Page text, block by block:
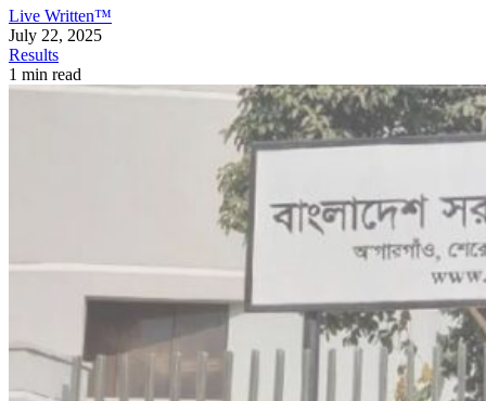
Live Written™
July 22, 2025
Results
1 min read